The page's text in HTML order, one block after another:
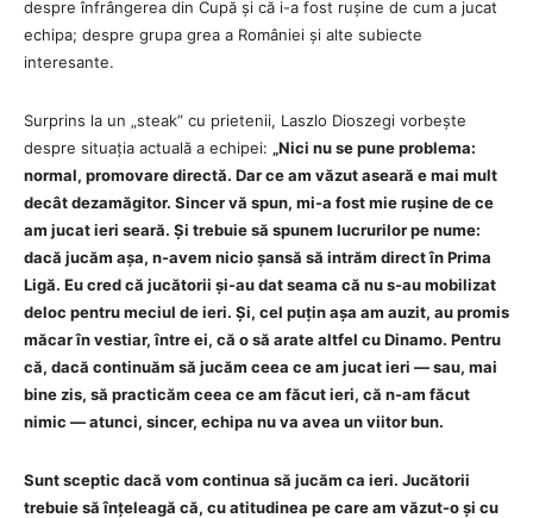
despre înfrângerea din Cupă și că i-a fost rușine de cum a jucat
echipa; despre grupa grea a României și alte subiecte
interesante.
Surprins la un „steak” cu prietenii, Laszlo Dioszegi vorbește
despre situația actuală a echipei: „Nici nu se pune problema:
normal, promovare directă. Dar ce am văzut aseară e mai mult
decât dezamăgitor. Sincer vă spun, mi-a fost mie rușine de ce
am jucat ieri seară. Și trebuie să spunem lucrurilor pe nume:
dacă jucăm așa, n-avem nicio șansă să intrăm direct în Prima
Ligă. Eu cred că jucătorii și-au dat seama că nu s-au mobilizat
deloc pentru meciul de ieri. Și, cel puțin așa am auzit, au promis
măcar în vestiar, între ei, că o să arate altfel cu Dinamo. Pentru
că, dacă continuăm să jucăm ceea ce am jucat ieri — sau, mai
bine zis, să practicăm ceea ce am făcut ieri, că n-am făcut
nimic — atunci, sincer, echipa nu va avea un viitor bun.
Sunt sceptic dacă vom continua să jucăm ca ieri. Jucătorii
trebuie să înțeleagă că, cu atitudinea pe care am văzut-o și cu